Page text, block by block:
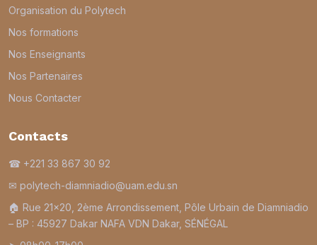
Organisation du Polytech
Nos formations
Nos Enseignants
Nos Partenaires
Nous Contacter
Contacts
☎ +221 33 867 30 92
✉ polytech-diamniadio@uam.edu.sn
🏠︎ Rue 21×20, 2ème Arrondissement, Pôle Urbain de Diamniadio
– BP : 45927 Dakar NAFA VDN Dakar, SÉNÉGAL